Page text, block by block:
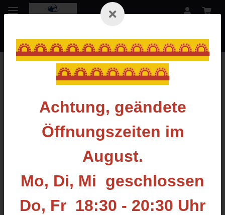
🌅🌅🌅🌅🌅🌅🌅🌅🌅🌅🌅🌅
🌅🌅🌅🌅🌅🌅🌅
Achtung, geändete
Öffnungszeiten im
August.
Mo, Di, Mi geschlossen
Do, Fr 18:30 - 20:30 Uhr
Zurück zur Liste Tools & Sonstiges